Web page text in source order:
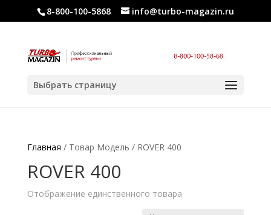
8-800-100-5868 info@turbo-magazin.ru
Выбрать страницу
Главная / Товар Модель / ROVER 400
ROVER 400
Отображение единственного товара